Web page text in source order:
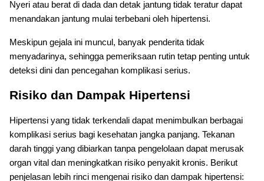
Nyeri atau berat di dada dan detak jantung tidak teratur dapat
menandakan jantung mulai terbebani oleh hipertensi.
Meskipun gejala ini muncul, banyak penderita tidak
menyadarinya, sehingga pemeriksaan rutin tetap penting untuk
deteksi dini dan pencegahan komplikasi serius.
Risiko dan Dampak Hipertensi
Hipertensi yang tidak terkendali dapat menimbulkan berbagai
komplikasi serius bagi kesehatan jangka panjang. Tekanan
darah tinggi yang dibiarkan tanpa pengelolaan dapat merusak
organ vital dan meningkatkan risiko penyakit kronis. Berikut
penjelasan lebih rinci mengenai risiko dan dampak hipertensi: